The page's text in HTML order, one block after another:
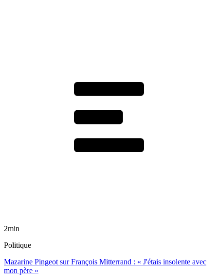
2min
Politique
Mazarine Pingeot sur François Mitterrand : « J'étais insolente avec
mon père »